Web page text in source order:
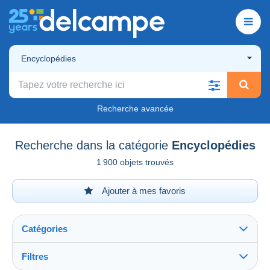
Encyclopédies
Recherche avancée
Recherche dans la catégorie Encyclopédies
1 900 objets trouvés
Ajouter à mes favoris
Catégories
Filtres